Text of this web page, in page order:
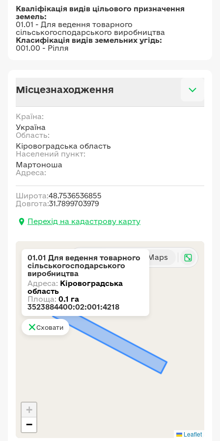
Кваліфікація видів цільового призначення
земель:
01.01 - Для ведення товарного
сільськогосподарського виробництва
Класифікація видів земельних угідь:
001.00 - Рілля
Місцезнаходження
Країна:
Україна
Область:
Кіровоградська область
Населений пункт:
Мартоноша
Адреса:
Широта:48.7536536855
Довгота:31.7899703979
Перехід на кадастрову карту
Карта Google Maps
+
−
Leaflet
01.01 Для ведення товарного
сільськогосподарського
виробництва
Адреса: Кіровоградська
область
Площа: 0.1 га
3523884400:02:001:4218
Сховати